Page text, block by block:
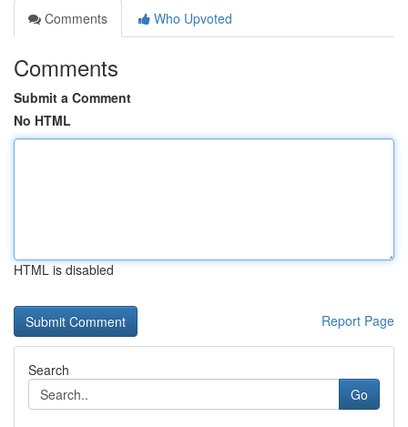
Comments
Who Upvoted
Comments
Submit a Comment
No HTML
HTML is disabled
Report Page
Search
Go